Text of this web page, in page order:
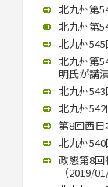
北九州第
北九州第
北九州
北九州第
明氏が講
北九州
北九州
第8回西日
北九州
政懇第8
（2019/